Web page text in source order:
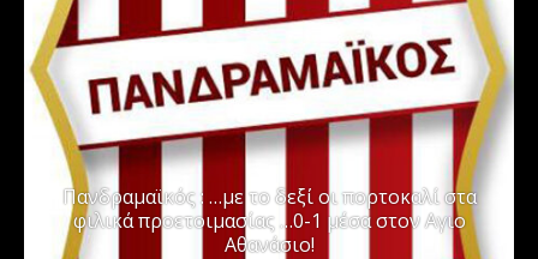
Πανδραμαϊκός : …με το δεξί οι πορτοκαλί στα
φιλικά προετοιμασίας …0-1 μέσα στον Αγιο
Αθανάσιο!